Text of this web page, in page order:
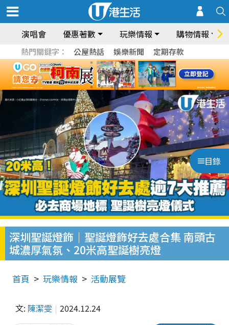
演唱會 優惠著數 玩樂情報 購物情報
熱門關鍵字： 公屋熱話 娛樂新聞 定期存款
目錄
深圳聖誕燈飾｜聖誕燈飾好去處合集 南頭古
城濃厚氣氛、20米高聖誕樹亮燈
首頁 玩樂情報 活動展覽
文: 陳潔雯 2024.12.24